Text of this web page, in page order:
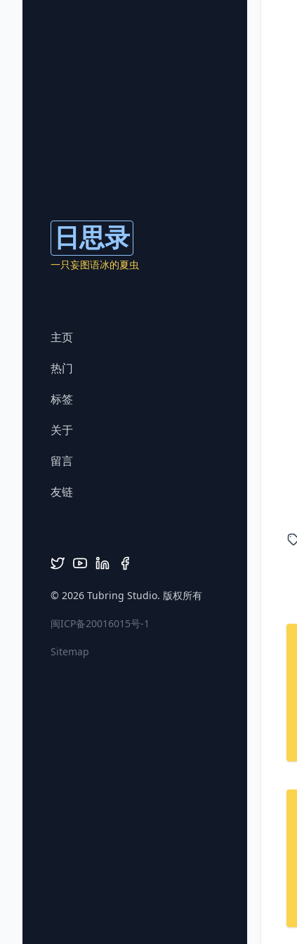
日思录
一只妄图语冰的夏虫
主页
热门
标签
关于
留言
友链
© 2026 Tubring Studio. 版权所有
闽ICP备20016015号-1
Sitemap